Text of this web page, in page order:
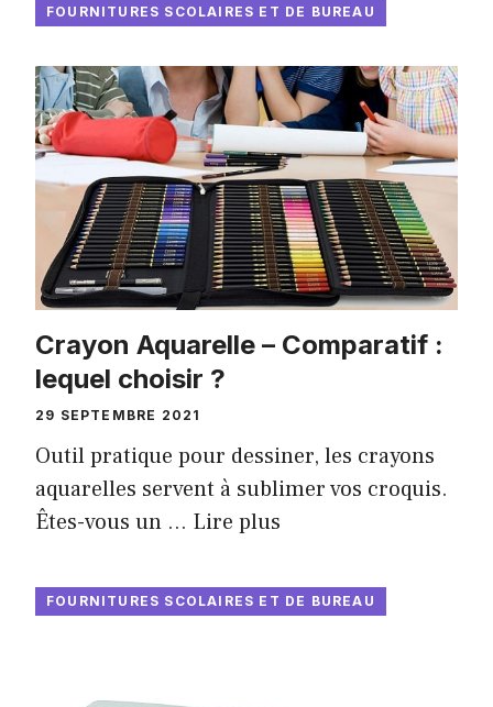
FOURNITURES SCOLAIRES ET DE BUREAU
Crayon Aquarelle – Comparatif :
lequel choisir ?
29 SEPTEMBRE 2021
Outil pratique pour dessiner, les crayons
aquarelles servent à sublimer vos croquis.
Êtes-vous un … Lire plus
FOURNITURES SCOLAIRES ET DE BUREAU